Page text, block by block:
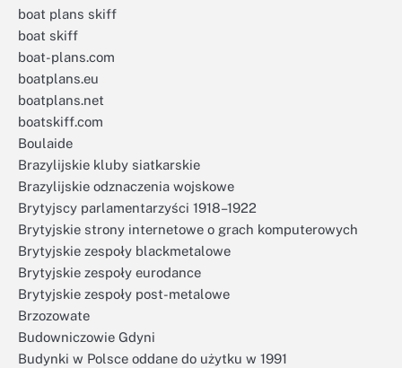
boat plans skiff
boat skiff
boat-plans.com
boatplans.eu
boatplans.net
boatskiff.com
Boulaide
Brazylijskie kluby siatkarskie
Brazylijskie odznaczenia wojskowe
Brytyjscy parlamentarzyści 1918–1922
Brytyjskie strony internetowe o grach komputerowych
Brytyjskie zespoły blackmetalowe
Brytyjskie zespoły eurodance
Brytyjskie zespoły post-metalowe
Brzozowate
Budowniczowie Gdyni
Budynki w Polsce oddane do użytku w 1991